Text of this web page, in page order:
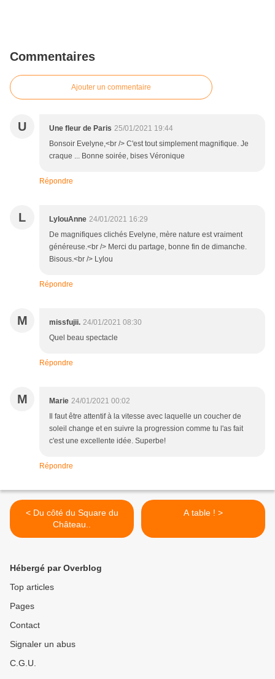
Commentaires
Ajouter un commentaire
U Une fleur de Paris 25/01/2021 19:44
Bonsoir Evelyne,<br /> C'est tout simplement magnifique. Je
craque ... Bonne soirée, bises Véronique
Répondre
L LylouAnne 24/01/2021 16:29
De magnifiques clichés Evelyne, mère nature est vraiment
généreuse.<br /> Merci du partage, bonne fin de dimanche.
Bisous.<br /> Lylou
Répondre
M missfujii. 24/01/2021 08:30
Quel beau spectacle
Répondre
M Marie 24/01/2021 00:02
Il faut être attentif à la vitesse avec laquelle un coucher de
soleil change et en suivre la progression comme tu l'as fait
c'est une excellente idée. Superbe!
Répondre
< Du côté du Square du
Château..
A table ! >
Hébergé par Overblog
Top articles
Pages
Contact
Signaler un abus
C.G.U.